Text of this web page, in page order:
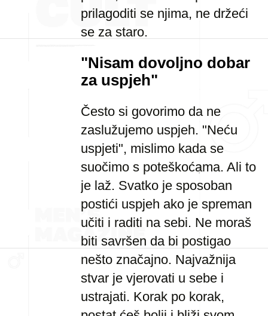
prilagoditi se njima, ne držeći
se za staro.
"Nisam dovoljno dobar
za uspjeh"
Često si govorimo da ne
zaslužujemo uspjeh. "Neću
uspjeti", mislimo kada se
suočimo s poteškoćama. Ali to
je laž. Svatko je sposoban
postići uspjeh ako je spreman
učiti i raditi na sebi. Ne moraš
biti savršen da bi postigao
nešto značajno. Najvažnija
stvar je vjerovati u sebe i
ustrajati. Korak po korak,